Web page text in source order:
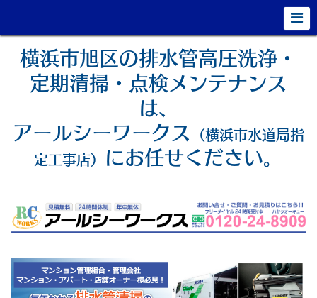
横浜市旭区の排水管高圧洗浄・
定期清掃・点検メンテナンス
は、
アールシーワークス
（横浜市水道局指
定工事店）
にお任せください。